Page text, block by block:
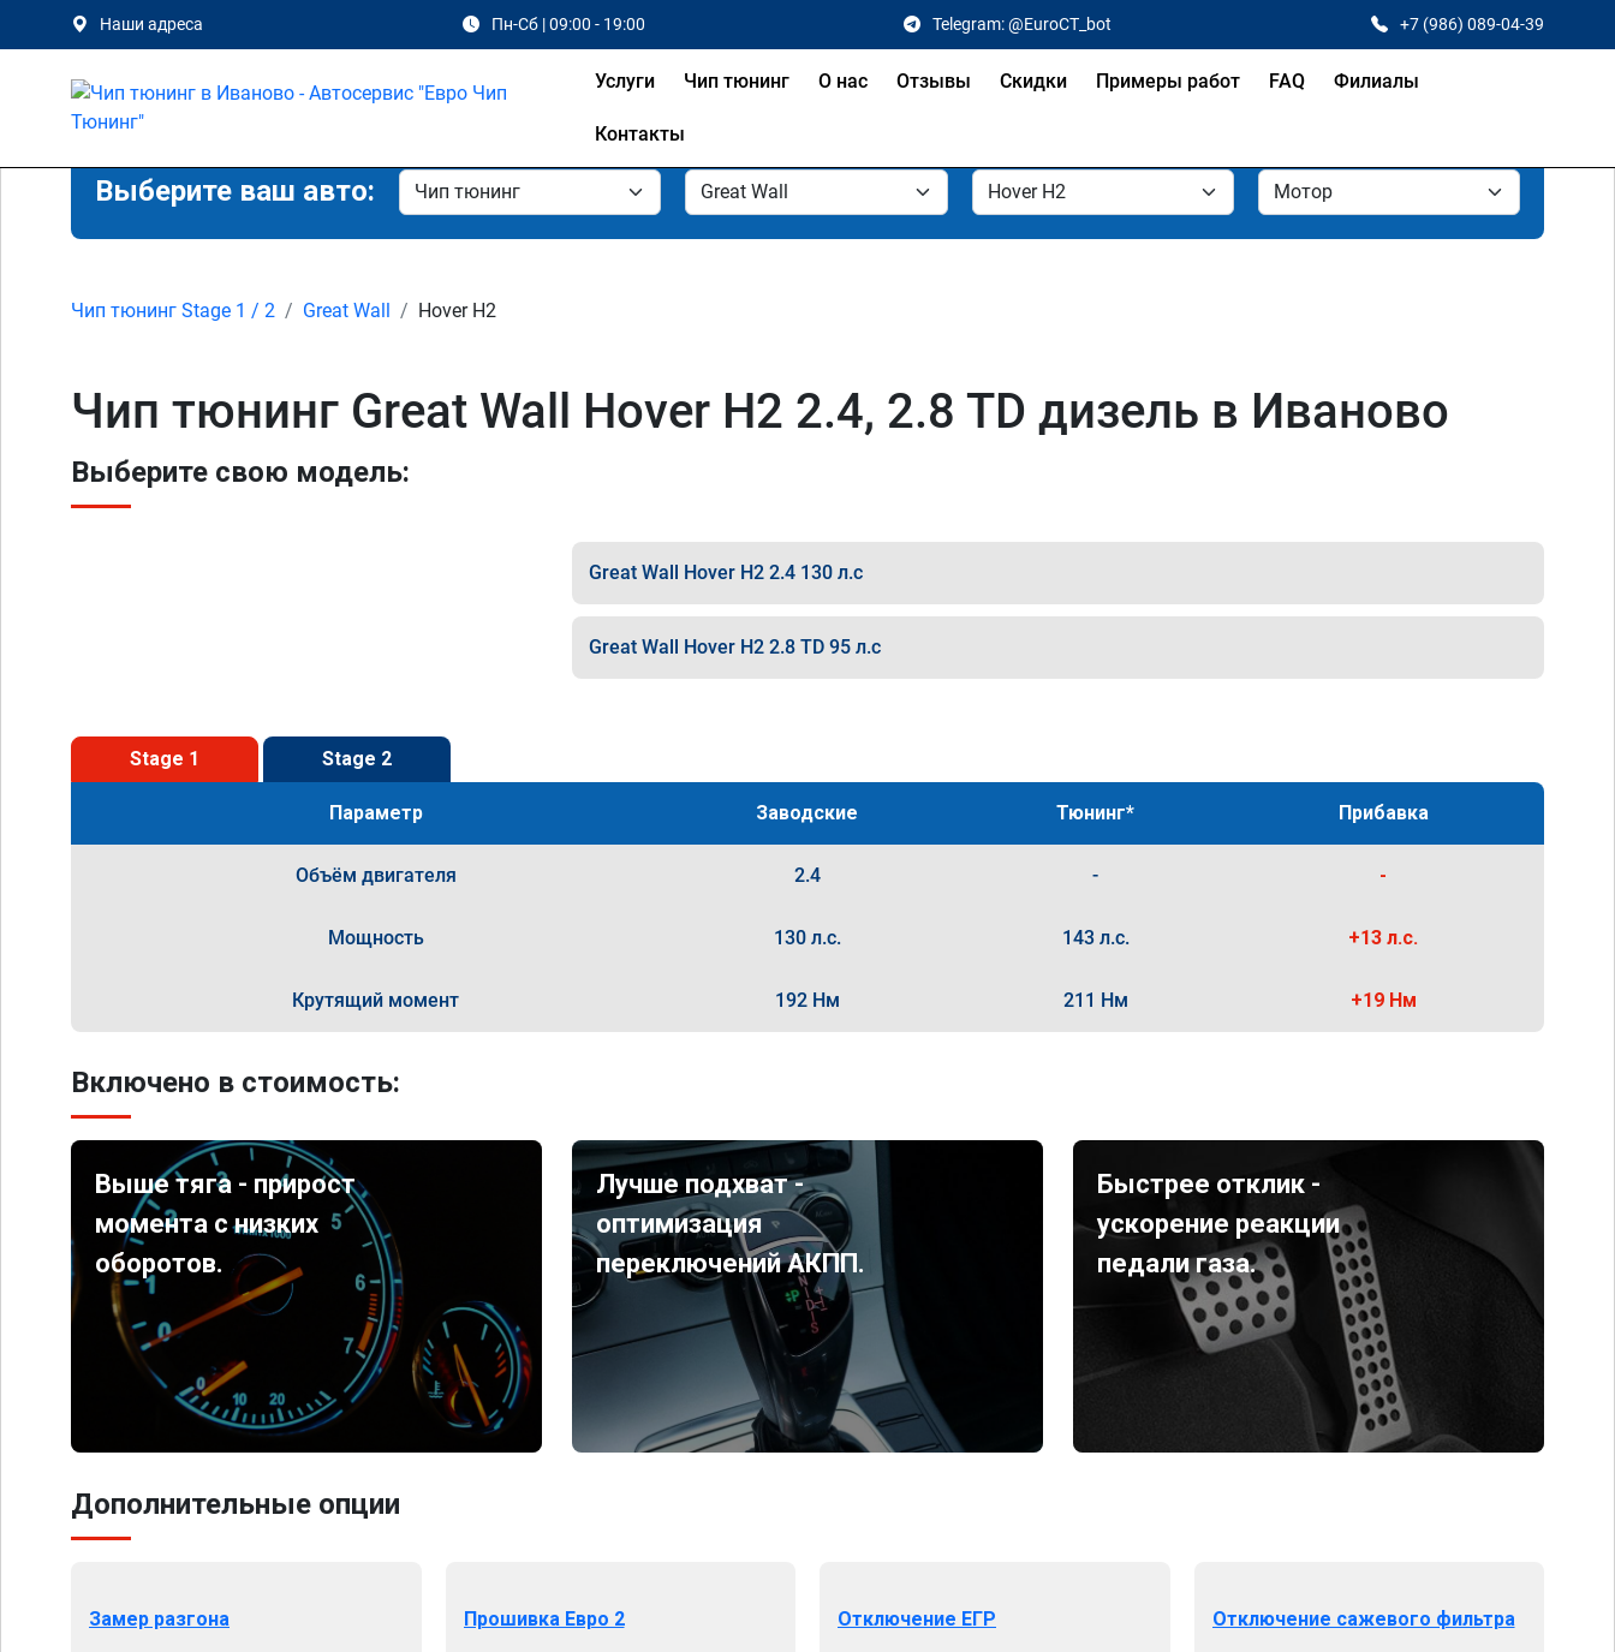
Наши адреса Пн-Сб | 09:00 - 19:00 Telegram: @EuroCT_bot +7 (986) 089-04-39
Услуги Чип тюнинг О нас Отзывы Скидки Примеры работ FAQ Филиалы
Контакты
Выберите ваш авто:
Чип тюнинг Stage 1 / 2 Great Wall Hover H2
Чип тюнинг Great Wall Hover H2 2.4, 2.8 TD дизель в Иваново
Выберите свою модель:
Great Wall Hover H2 2.4 130 л.с
Great Wall Hover H2 2.8 TD 95 л.с
Stage 1 Stage 2
Параметр Заводские Тюнинг* Прибавка
Объём двигателя 2.4 - -
Мощность 130 л.с. 143 л.с. +13 л.с.
Крутящий момент 192 Нм 211 Нм +19 Нм
Включено в стоимость:
Выше тяга - прирост
момента с низких
оборотов.
Лучше подхват -
оптимизация
переключений АКПП.
Быстрее отклик -
ускорение реакции
педали газа.
Дополнительные опции
Замер разгона Прошивка Евро 2 Отключение ЕГР Отключение сажевого фильтра